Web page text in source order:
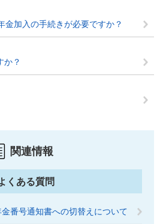
金加入の手続きが必要ですか？
か？
関連情報
くある質問
番号通知書への切替えについて